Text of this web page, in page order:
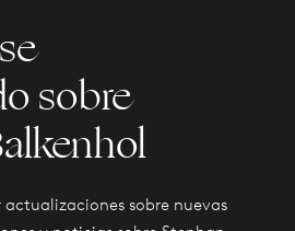
sobre
actualizaciones sobre nuevas